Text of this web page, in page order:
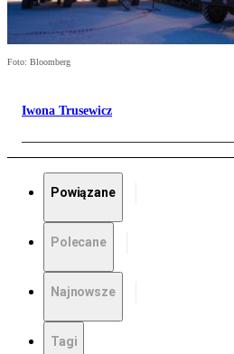
Foto: Bloomberg
Iwona Trusewicz
Powiązane
Polecane
Najnowsze
Tagi